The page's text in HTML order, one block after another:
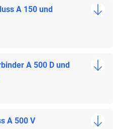
A 150 und
A 500 D und
A 500 V